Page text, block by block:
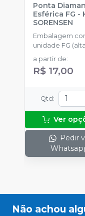
Ponta
Esférica FG -
SORENSEN
Embalagem
unidade FG (alta
rotação).
a partir de:
R$ 17,00
Qtd :
Ver
Pedir
Não achou